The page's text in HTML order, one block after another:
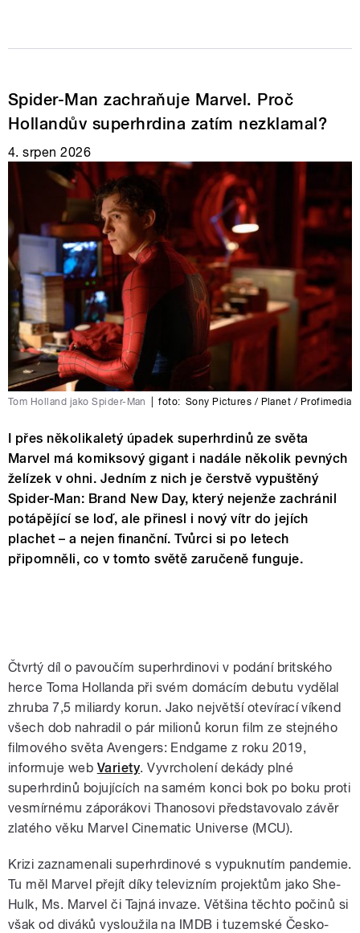
Spider-Man zachraňuje Marvel. Proč
Hollandův superhrdina zatím nezklamal?
4. srpen 2026
Tom Holland jako Spider-Man foto: Sony Pictures / Planet / Profimedia
I přes několikaletý úpadek superhrdinů ze světa
Marvel má komiksový gigant i nadále několik pevných
želízek v ohni. Jedním z nich je čerstvě vypuštěný
Spider-Man: Brand New Day, který nejenže zachránil
potápějící se loď, ale přinesl i nový vítr do jejích
plachet – a nejen finanční. Tvůrci si po letech
připomněli, co v tomto světě zaručeně funguje.
Čtvrtý díl o pavoučím superhrdinovi v podání britského
herce Toma Hollanda při svém domácím debutu vydělal
zhruba 7,5 miliardy korun. Jako největší otevírací víkend
všech dob nahradil o pár milionů korun film ze stejného
filmového světa Avengers: Endgame z roku 2019,
informuje web Variety. Vyvrcholení dekády plné
superhrdinů bojujících na samém konci bok po boku proti
vesmírnému záporákovi Thanosovi představovalo závěr
zlatého věku Marvel Cinematic Universe (MCU).
Krizi zaznamenali superhrdinové s vypuknutím pandemie.
Tu měl Marvel přejít díky televizním projektům jako She-
Hulk, Ms. Marvel či Tajná invaze. Většina těchto počinů si
však od diváků vysloužila na IMDB i tuzemské Česko-